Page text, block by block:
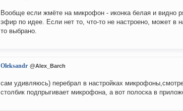
Вообще если жмёте на микрофон - иконка белая и видно
эфир по идее. Если нет то, что-то не настроено, может в
то выбрано.
Oleksandr @Alex_Barch
сам удивляюсь) перебрал в настройках
столбик подпрыгивает микрофона, а вот полоска в